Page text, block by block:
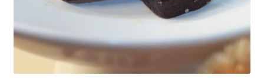
我的帳號
購物車
結帳頁面